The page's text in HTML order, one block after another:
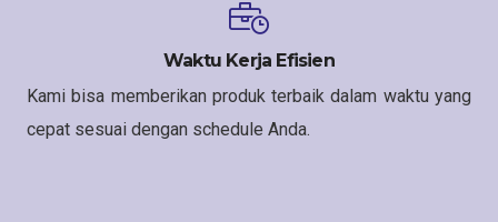
Waktu Kerja Efisien
Kami bisa memberikan produk terbaik dalam waktu yang
cepat sesuai dengan schedule Anda.